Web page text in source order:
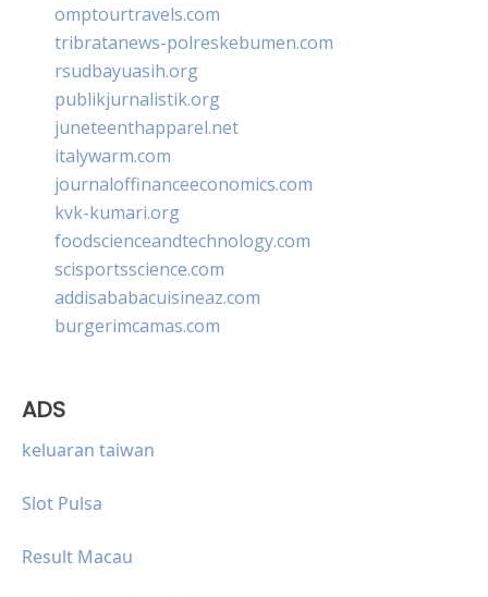
omptourtravels.com
tribratanews-polreskebumen.com
rsudbayuasih.org
publikjurnalistik.org
juneteenthapparel.net
italywarm.com
journaloffinanceeconomics.com
kvk-kumari.org
foodscienceandtechnology.com
scisportsscience.com
addisababacuisineaz.com
burgerimcamas.com
ADS
keluaran taiwan
Slot Pulsa
Result Macau